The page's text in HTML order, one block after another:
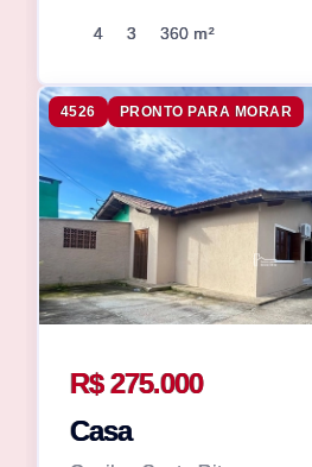
4 3 360 m²
4526 PRONTO PARA MORAR
R$ 275.000
Casa